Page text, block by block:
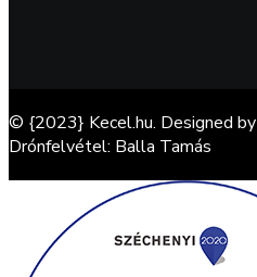
© {2023} Kecel.hu. Designed by
Drónfelvétel: Balla Tamás